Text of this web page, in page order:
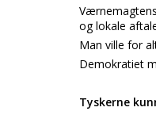
og lokale
Man ville for
Demokratiet
Tyskerne